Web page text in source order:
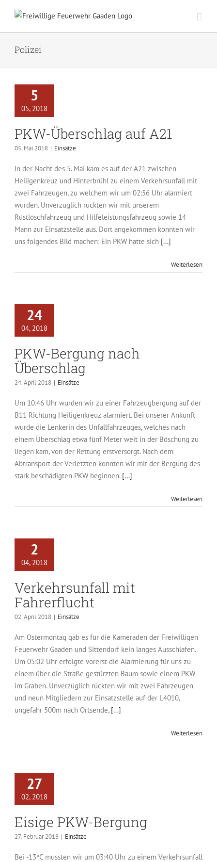
Inhalt
springen
Polizei
5
05, 2018
PKW-Überschlag auf A21
05. Mai 2018 | Einsätze
In der Nacht des 5. Mai kam es auf der A21 zwischen
Heiligenkreuz und Hinterbrühl zu einem Verkehrsunfall mit
zwei Fahrzeugen, zu welchem wir um 02:56 Uhr alarmiert
wurden. Unverzüglich rückten wir mit unserem
Rüstlöschfahrzeug und Hilfeleistungsfahrzeug sowie 14
Mann zur Einsatzstelle aus. Dort angekommen konnten wir
uns folgendes Bild machen: Ein PKW hatte sich [...]
Weiterlesen
24
04, 2018
PKW-Bergung nach
Überschlag
24. April 2018 | Einsätze
Um 10:46 Uhr wurden wir zu einer Fahrzeugbergung auf der
B11 Richtung Heiligenkreuz alarmiert. Bei unserer Ankunft
wurde die Lenkerin des Unfallfahrzeuges, welches nach
einem Überschlag etwa fünf Meter weit in der Böschung zu
liegen kam, von der Rettung erstversorgt. Nach dem
Abtransport der Verletzten konnten wir mit der Bergung des
stark beschädigten PKW beginnen. [...]
Weiterlesen
2
04, 2018
Verkehrsunfall mit
Fahrerflucht
02. April 2018 | Einsätze
Am Ostermontag gab es für die Kameraden der Freiwilligen
Feuerwehr Gaaden und Sittendorf kein langes Ausschlafen.
Um 05:02 Uhr erfolgte vorerst die Alarmierung für uns zu
einem über die Straße gestürzten Baum sowie einem PKW
im Graben. Unverzüglich rückten wir mit zwei Fahrzeugen
und neun Mitgliedern zur Einsatzstelle auf der L4010,
ungefähr 500m nach Ortsende, [...]
Weiterlesen
27
02, 2018
Eisige PKW-Bergung
27. Februar 2018 | Einsätze
Bei -13°C mussten wir um 03:40 Uhr zu einem Verkehrsunfall